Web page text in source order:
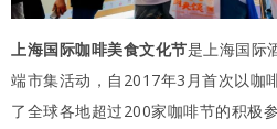
上海国际咖啡美食文化节是上海国际
端市集活动，自2017年3月首次以咖
了全球各地超过200家咖啡节的积极